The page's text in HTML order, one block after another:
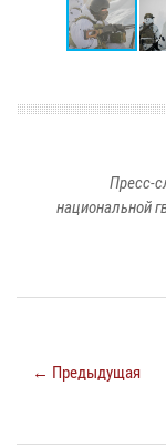
Пресс-
национальной
← Предыдущая